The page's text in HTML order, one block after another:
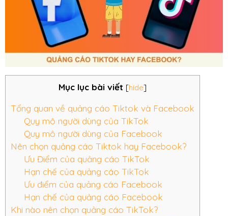
Mục lục bài viết [hide]
Tổng quan về quảng cáo Tiktok và Facebook
Quy mô người dùng của TikTok
Quy mô người dùng của Facebook
Nên chọn quảng cáo Tiktok hay Facebook?
Ưu Điểm của quảng cáo TikTok
Hạn chế của quảng cáo TikTok
Ưu điểm của quảng cáo Facebook
Hạn chế của quảng cáo Facebook
Khi nào nên chọn quảng cáo TikTok?